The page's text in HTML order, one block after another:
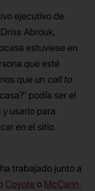
ejecutivo de
Abrouk,
estuviese en
que esté
que un call to
podía ser el
usarlo para
en el sitio
trabajado junto a
Coyote o McCann.